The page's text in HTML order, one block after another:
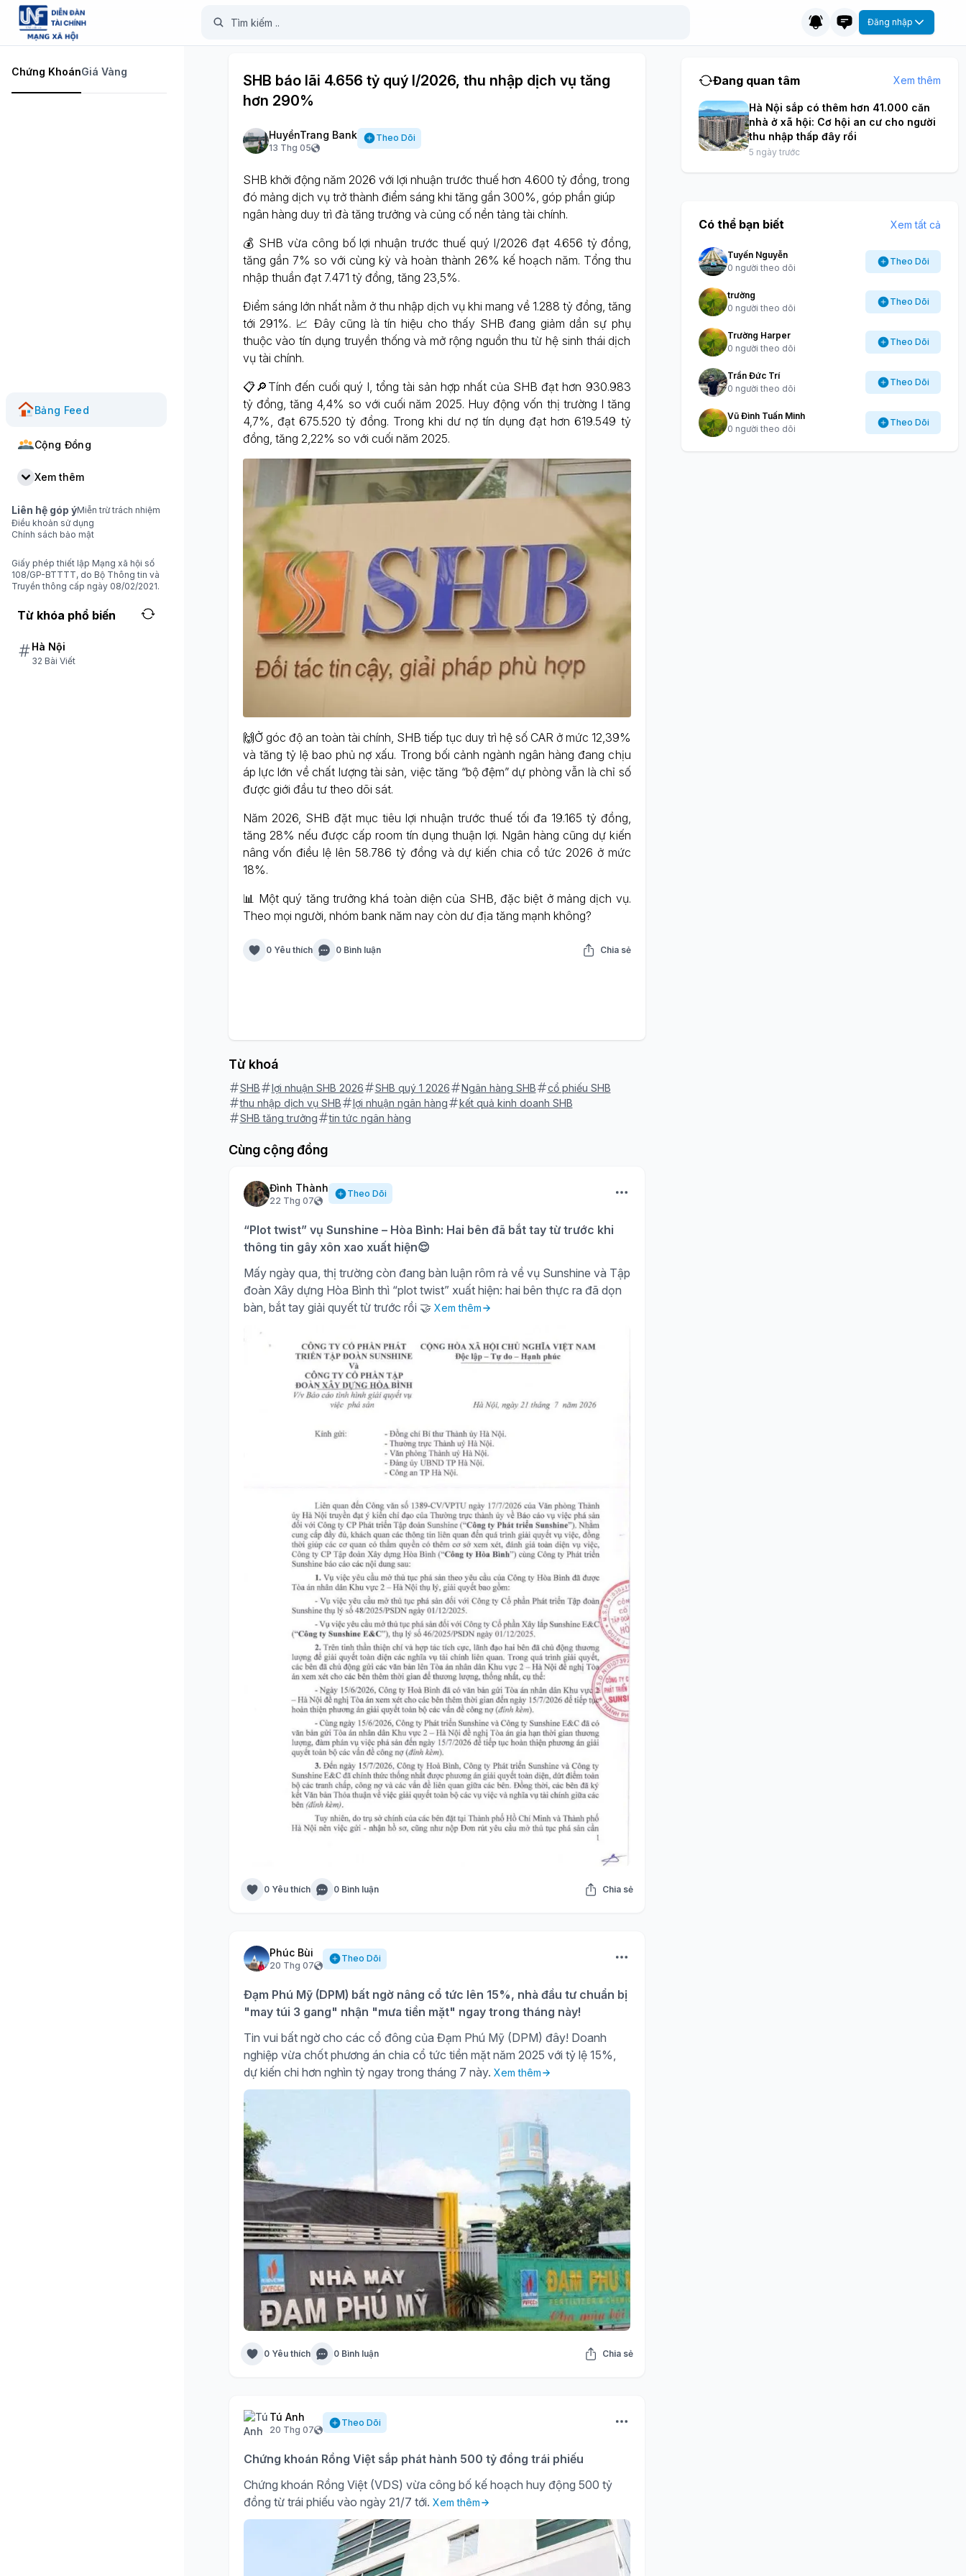
Đăng nhập
Chứng KhoánGiá Vàng
Bảng Feed
Cộng Đồng
Xem thêm
Liên hệ góp ýMiễn trừ trách nhiệm
Điều khoản sử dụng
Chính sách bảo mật
Giấy phép thiết lập Mạng xã hội số
108/GP-BTTTT, do Bộ Thông tin và
Truyền thông cấp ngày 08/02/2021.
Từ khóa phổ biến
Hà Nội
32 Bài Viết
SHB báo lãi 4.656 tỷ quý I/2026, thu nhập dịch vụ tăng
hơn 290%
HuyềnTrang Bank
13 Thg 05
Theo Dõi
SHB khởi động năm 2026 với lợi nhuận trước thuế hơn 4.600 tỷ đồng, trong
đó mảng dịch vụ trở thành điểm sáng khi tăng gần 300%, góp phần giúp
ngân hàng duy trì đà tăng trưởng và củng cố nền tảng tài chính.
💰 SHB vừa công bố lợi nhuận trước thuế quý I/2026 đạt 4.656 tỷ đồng,
tăng gần 7% so với cùng kỳ và hoàn thành 26% kế hoạch năm. Tổng thu
nhập thuần đạt 7.471 tỷ đồng, tăng 23,5%.
Điểm sáng lớn nhất nằm ở thu nhập dịch vụ khi mang về 1.288 tỷ đồng, tăng
tới 291%. 📈 Đây cũng là tín hiệu cho thấy SHB đang giảm dần sự phụ
thuộc vào tín dụng truyền thống và mở rộng nguồn thu từ hệ sinh thái dịch
vụ tài chính.
📋🔎Tính đến cuối quý I, tổng tài sản hợp nhất của SHB đạt hơn 930.983
tỷ đồng, tăng 4,4% so với cuối năm 2025. Huy động vốn thị trường I tăng
4,7%, đạt 675.520 tỷ đồng. Trong khi dư nợ tín dụng đạt hơn 619.549 tỷ
đồng, tăng 2,22% so với cuối năm 2025.
🙌Ở góc độ an toàn tài chính, SHB tiếp tục duy trì hệ số CAR ở mức 12,39%
và tăng tỷ lệ bao phủ nợ xấu. Trong bối cảnh ngành ngân hàng đang chịu
áp lực lớn về chất lượng tài sản, việc tăng “bộ đệm” dự phòng vẫn là chỉ số
được giới đầu tư theo dõi sát.
Năm 2026, SHB đặt mục tiêu lợi nhuận trước thuế tối đa 19.165 tỷ đồng,
tăng 28% nếu được cấp room tín dụng thuận lợi. Ngân hàng cũng dự kiến
nâng vốn điều lệ lên 58.786 tỷ đồng và dự kiến chia cổ tức 2026 ở mức
18%.
📊 Một quý tăng trưởng khá toàn diện của SHB, đặc biệt ở mảng dịch vụ.
Theo mọi người, nhóm bank năm nay còn dư địa tăng mạnh không?
0 Yêu thích 0 Bình luận Chia sẻ
Từ khoá
SHB lợi nhuận SHB 2026 SHB quý 1 2026 Ngân hàng SHB
cổ phiếu SHB
thu nhập dịch vụ SHB
lợi nhuận ngân hàng
kết quả kinh doanh SHB
SHB tăng trưởng
tin tức ngân hàng
Cùng cộng đồng
Đình Thành
22 Thg 07
Theo Dõi
“Plot twist” vụ Sunshine – Hòa Bình: Hai bên đã bắt tay từ trước khi
thông tin gây xôn xao xuất hiện😌
Mấy ngày qua, thị trường còn đang bàn luận rôm rả về vụ Sunshine và Tập
đoàn Xây dựng Hòa Bình thì “plot twist” xuất hiện: hai bên thực ra đã dọn
bàn, bắt tay giải quyết từ trước rồi 🤝 Xem thêm
0 Yêu thích 0 Bình luận Chia sẻ
Phúc Bùi
20 Thg 07
Theo Dõi
Đạm Phú Mỹ (DPM) bất ngờ nâng cổ tức lên 15%, nhà đầu tư chuẩn bị
"may túi 3 gang" nhận "mưa tiền mặt" ngay trong tháng này!
Tin vui bất ngờ cho các cổ đông của Đạm Phú Mỹ (DPM) đây! Doanh
nghiệp vừa chốt phương án chia cổ tức tiền mặt năm 2025 với tỷ lệ 15%,
dự kiến chi hơn nghìn tỷ ngay trong tháng 7 này. Xem thêm
0 Yêu thích 0 Bình luận Chia sẻ
Tú Anh
20 Thg 07
Theo Dõi
Chứng khoán Rồng Việt sắp phát hành 500 tỷ đồng trái phiếu
Chứng khoán Rồng Việt (VDS) vừa công bố kế hoạch huy động 500 tỷ
đồng từ trái phiếu vào ngày 21/7 tới. Xem thêm
Đang quan tâm Xem thêm
Hà Nội sắp có thêm hơn 41.000 căn
nhà ở xã hội: Cơ hội an cư cho người
thu nhập thấp đây rồi
5 ngày trước
Có thể bạn biết Xem tất cả
Tuyến Nguyễn
0 người theo dõi
Theo Dõi
trường
0 người theo dõi
Theo Dõi
Trường Harper
0 người theo dõi
Theo Dõi
Trần Đức Trí
0 người theo dõi
Theo Dõi
Vũ Đình Tuấn Minh
0 người theo dõi
Theo Dõi